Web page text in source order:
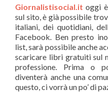
Giornalistisocial.it oggi
sul sito, è già possibile
italiani, dei quotidiani,
Facebook. Ben presto
list, sarà possibile anche
scaricare libri gratuiti sul
professione. Prima o
diventerà anche una
questo, ci vorrà un po’ di